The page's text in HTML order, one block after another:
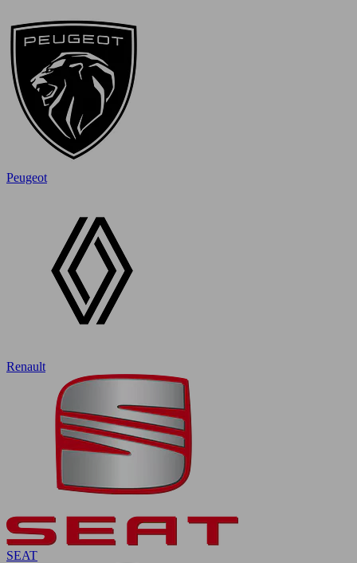
Peugeot
Renault
SEAT